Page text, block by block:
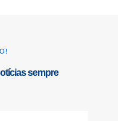
sempre